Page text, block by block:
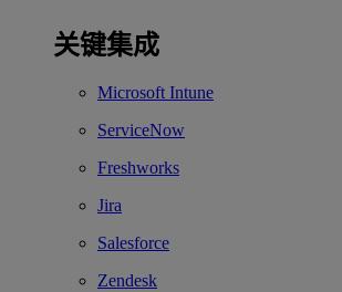
关键集成
Microsoft Intune
ServiceNow
Freshworks
Jira
Salesforce
Zendesk